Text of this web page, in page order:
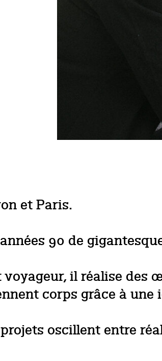
et Paris.
90 de
il réalise des
corps grâce à
oscillent entre